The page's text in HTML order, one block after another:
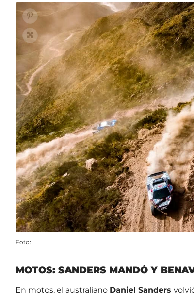
Foto:
MOTOS: SANDERS MANDÓ Y
En motos, el australiano Daniel Sanders